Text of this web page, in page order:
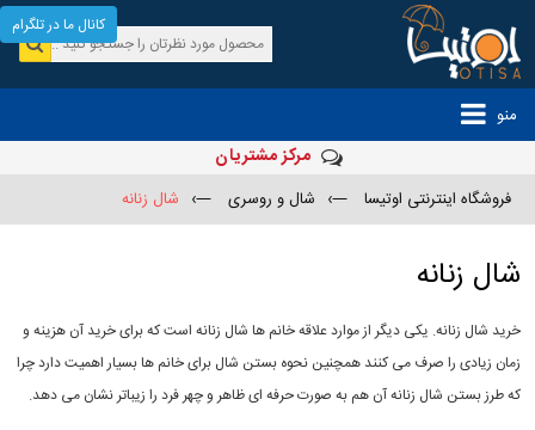
منو
مرکز مشتریان
فروشگاه اینترنتی اوتیسا —› شال و روسری —› شال زنانه
شال زنانه
خرید شال زنانه. یکی دیگر از موارد علاقه خانم ها شال زنانه است که برای خرید آن هزینه و
زمان زیادی را صرف می کنند همچنین نحوه بستن شال برای خانم ها بسیار اهمیت دارد چرا
که طرز بستن شال زنانه آن هم به صورت حرفه ای ظاهر و چهر فرد را زیباتر نشان می دهد.
کانال ما در تلگرام